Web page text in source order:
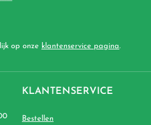
op onze klantenservice pagina.
KLANTENSERVICE
Bestellen